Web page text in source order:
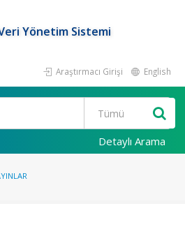
Yönetim Sistemi
Araştırmacı Girişi English
Detaylı Arama